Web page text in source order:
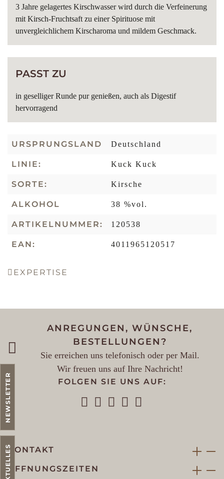
3 Jahre gelagertes Kirschwasser wird durch die Verfeinerung
mit Kirsch-Fruchtsaft zu einer Spirituose mit
unvergleichlichem Kirscharoma und mildem Geschmack.
PASST ZU
in geselliger Runde pur genießen, auch als Digestif
hervorragend
URSPRUNGSLAND Deutschland
LINIE: Kuck Kuck
SORTE: Kirsche
ALKOHOL 38 %vol.
ARTIKELNUMMER: 120538
EAN: 4011965120517
EXPERTISE
ANREGUNGEN, WÜNSCHE,
BESTELLUNGEN?
Sie erreichen uns telefonisch oder per Mail.
Wir freuen uns auf Ihre Nachricht!
FOLGEN SIE UNS AUF:
KONTAKT
ÖFFNUNGSZEITEN
AKTUELLES
NEWSLETTER